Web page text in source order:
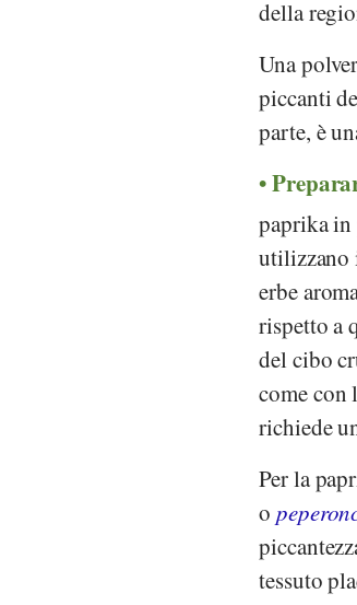
della
Una
piccanti
parte, è
paprika in
utilizzano
erbe
rispetto a
del cibo
come con
richiede
Per la
o
tessuto